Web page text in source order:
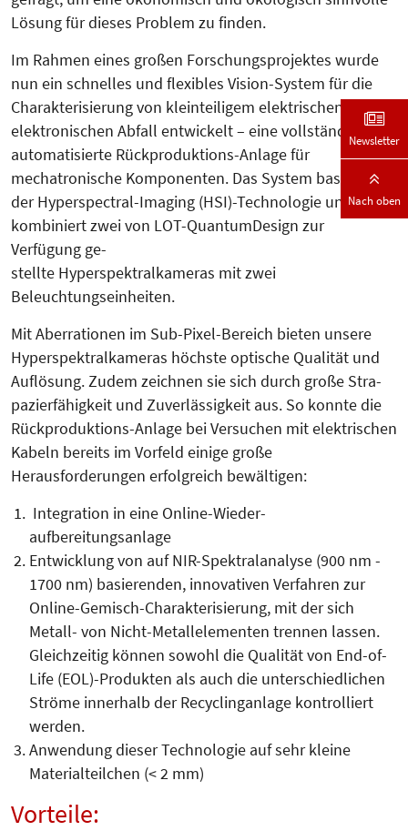
Lösung für dieses Problem zu finden.
Im Rahmen eines großen Forschungs­pro­jektes wurde
nun ein schnelles und fle­xibles Vision-System für die
Charak­terisierung von kleinteiligem elektrischen und
elektronischen Abfall entwickelt – eine vollständig
automatisierte Rückproduktions-Anlage für
mechatronische Komponenten. Das System basiert auf
der Hyperspectral-Imaging (HSI)-Technologie und
kombiniert zwei von LOT-QuantumDesign zur
Verfügung ge-­
­­stel­lte Hyperspektralkameras mit zwei
Beleuchtungseinheiten.
Mit Aberrationen im Sub-Pixel-Bereich bieten unsere
Hyperspektralkameras höch­ste optische Qualität und
Auf­lösung. Zudem zeichnen sie sich durch große Stra­­
pazierfähigkeit und Zuverlässigkeit aus. So konnte die
Rückproduktions-An­­lage bei Ver­su­chen mit elektrischen
Kabeln bereits im Vorfeld einige große
Herausforderungen erfolgreich bewältigen:
Integration in eine Online-Wieder­
aufbereitungsanlage
Entwicklung von auf NIR-Spektral­analyse (900 nm -
1700 nm) basieren­den, innovativen Verfahren zur
Onli­ne-Gemisch-Charakterisierung, mit der sich
Metall- von Nicht-Me­tall­ele­menten trennen lassen.
Gleich­zeitig können sowohl die Qualität von End-of-
Life (EOL)-Produkten als auch die unter­schiedlichen
Ströme innerhalb der Re­cyclinganlage kontrolliert
werden.
Anwendung dieser Technologie auf sehr kleine
Materialteilchen (< 2 mm)
Vorteile:
Newsletter
Nach oben